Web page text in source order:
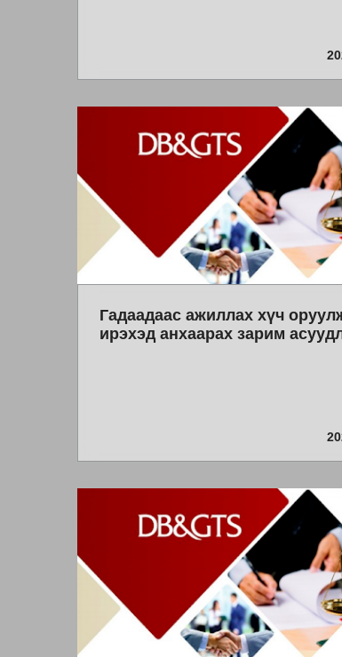
Гадаадаас ажиллах хүч
ирэхэд анхаарах зарим